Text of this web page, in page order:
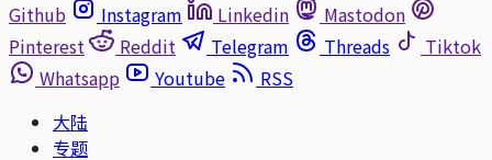
Github
Instagram Linkedin
Mastodon
Pinterest
Reddit Telegram Threads
Tiktok
Whatsapp
Youtube
RSS
大陆
专题